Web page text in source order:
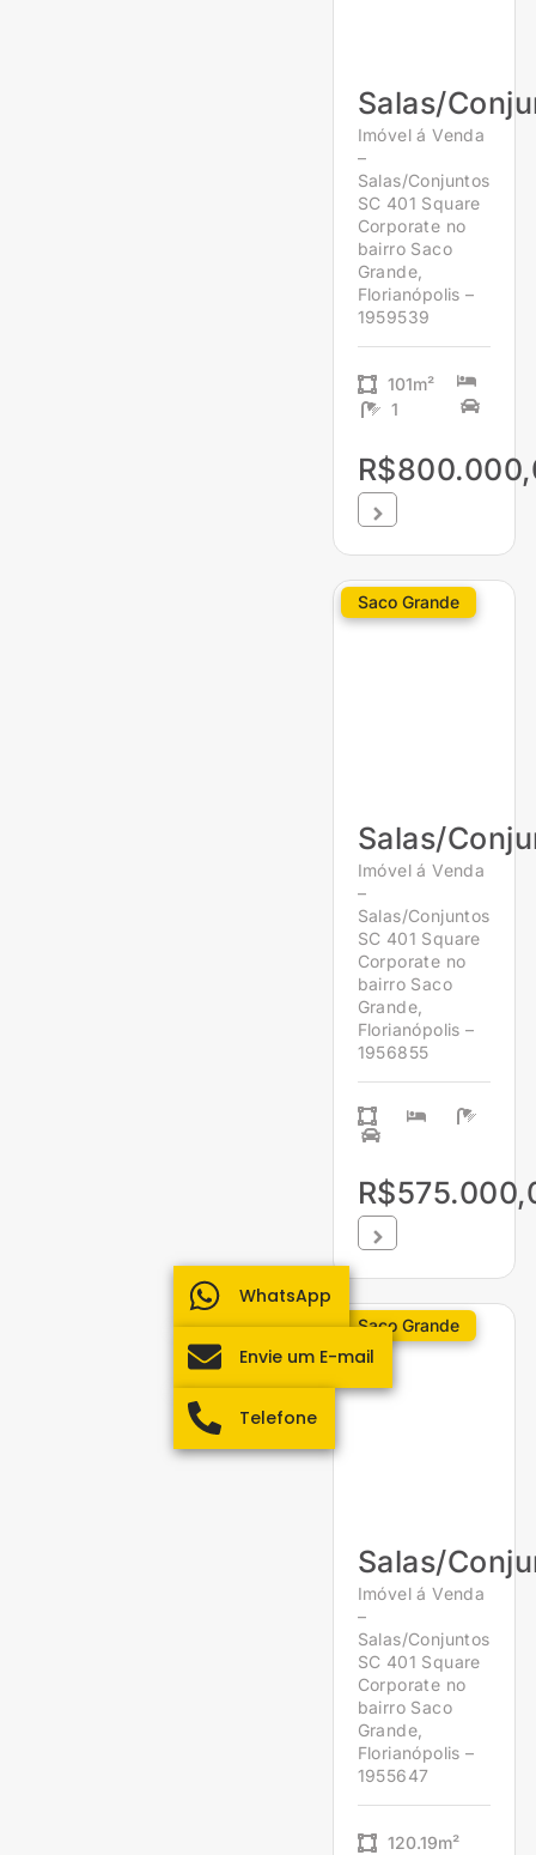
Salas/
Imóvel á Venda
–
Salas/Conjuntos
SC 401 Square
Corporate no
bairro Saco
Grande,
Florianópolis –
1959539
101m²
1
Saco Grande
Salas/
Imóvel á Venda
–
Salas/Conjuntos
SC 401 Square
Corporate no
bairro Saco
Grande,
Florianópolis –
1956855
Saco Grande
Salas/
Imóvel á Venda
–
Salas/Conjuntos
SC 401 Square
Corporate no
bairro Saco
Grande,
Florianópolis –
1955647
120.19m²
WhatsApp
Envie um E-mail
Telefone